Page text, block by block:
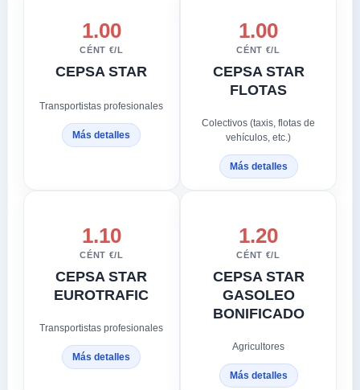
1.00
CÉNT €/L
CEPSA STAR
Transportistas profesionales
Más detalles
1.00
CÉNT €/L
CEPSA STAR
FLOTAS
Colectivos (taxis, flotas de
vehículos, etc.)
Más detalles
1.10
CÉNT €/L
CEPSA STAR
EUROTRAFIC
Transportistas profesionales
Más detalles
1.20
CÉNT €/L
CEPSA STAR
GASOLEO
BONIFICADO
Agricultores
Más detalles